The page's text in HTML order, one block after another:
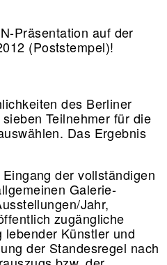
Präsentation auf der
(Poststempel)!
des Berliner
Teilnehmer für die
Das Ergebnis
der vollständigen
Galerie-
Jahr,
zugängliche
Künstler und
der Standesregel nach